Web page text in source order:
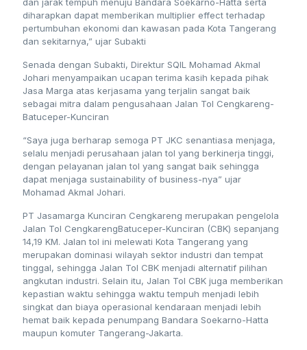
diharapkan dapat memberikan multiplier effect terhadap
pertumbuhan ekonomi dan kawasan pada Kota Tangerang
dan sekitarnya,” ujar Subakti
Senada dengan Subakti, Direktur SQIL Mohamad Akmal
Johari menyampaikan ucapan terima kasih kepada pihak
Jasa Marga atas kerjasama yang terjalin sangat baik
sebagai mitra dalam pengusahaan Jalan Tol Cengkareng-
Batuceper-Kunciran
“Saya juga berharap semoga PT JKC senantiasa menjaga,
selalu menjadi perusahaan jalan tol yang berkinerja tinggi,
dengan pelayanan jalan tol yang sangat baik sehingga
dapat menjaga sustainability of business-nya” ujar
Mohamad Akmal Johari.
PT Jasamarga Kunciran Cengkareng merupakan pengelola
Jalan Tol CengkarengBatuceper-Kunciran (CBK) sepanjang
14,19 KM. Jalan tol ini melewati Kota Tangerang yang
merupakan dominasi wilayah sektor industri dan tempat
tinggal, sehingga Jalan Tol CBK menjadi alternatif pilihan
angkutan industri. Selain itu, Jalan Tol CBK juga memberikan
kepastian waktu sehingga waktu tempuh menjadi lebih
singkat dan biaya operasional kendaraan menjadi lebih
hemat baik kepada penumpang Bandara Soekarno-Hatta
maupun komuter Tangerang-Jakarta.